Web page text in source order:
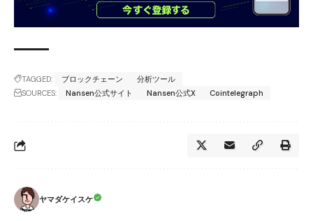
TAGGED: ブロックチェーン
分析ツール
SOURCES:
Nansen公式サイト Nansen公式X Cointelegraph
ヤマダケイスケ